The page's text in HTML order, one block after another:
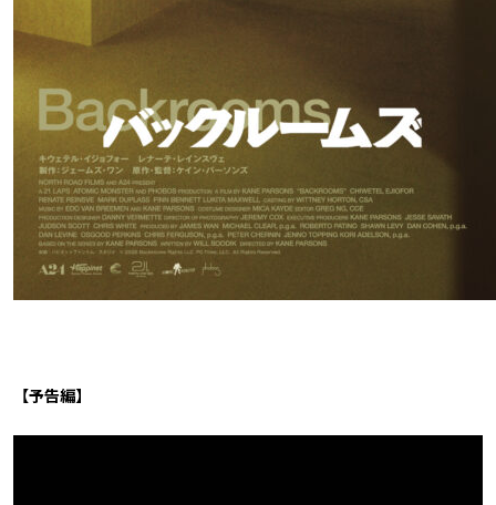
【予告編】